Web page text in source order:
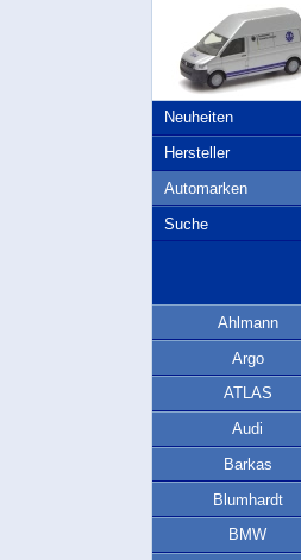
Neuheiten
Hersteller
Automarken
Suche
Ahlmann
Argo
ATLAS
Audi
Barkas
Blumhardt
BMW